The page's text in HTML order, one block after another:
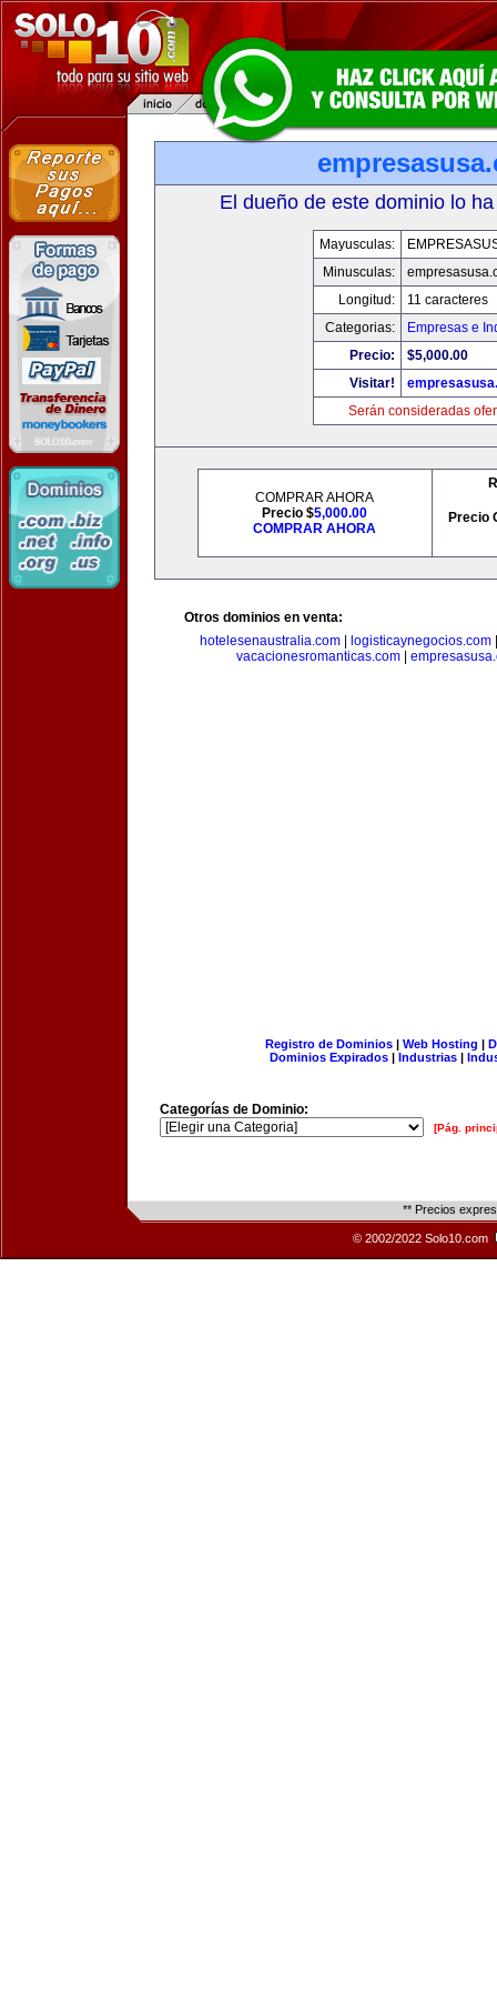
El dueño de este dominio lo
Mayusculas:
Minusculas:
Longitud:
11 caracteres
Categorias:
Empresas e
Precio:
$5,000.00
Visitar!
Serán consideradas
COMPRAR AHORA
Precio $5,000.00
COMPRAR AHORA
Precio
Otros dominios en venta:
hotelesenaustralia.com| logisticaynegocios.com
vacacionesromanticas.com
Registro de Dominios| Web Hosting |
Dominios Expirados | Industrias |
Categorías de Dominio:
[Pág.
** Precios
© 2002/2022 Solo10.com